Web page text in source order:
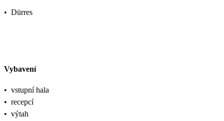
• Dürres
Vybavení
• vstupní hala
• recepcí
• výtah